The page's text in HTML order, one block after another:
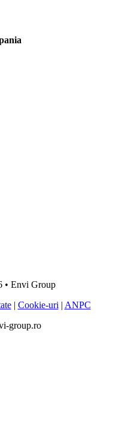
• Envi Group
| Cookie-uri | ANPC
group.ro